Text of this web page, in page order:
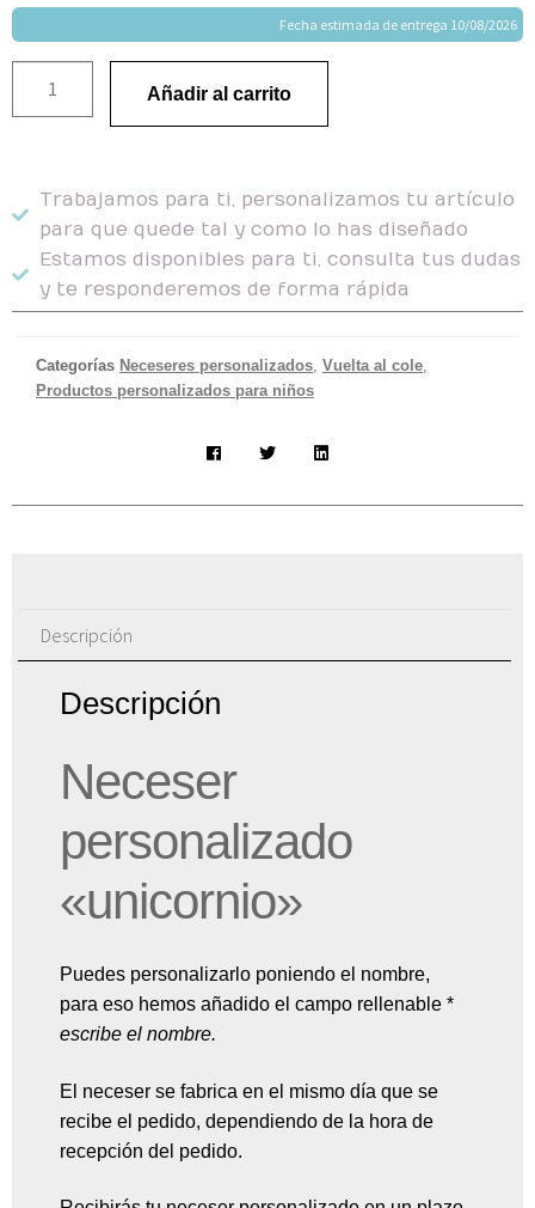
Fecha estimada de entrega 10/08/2026
Añadir al carrito
Trabajamos para ti, personalizamos tu artículo
para que quede tal y como lo has diseñado
Estamos disponibles para ti, consulta tus dudas
y te responderemos de forma rápida
Categorías Neceseres personalizados Vuelta al cole
Productos personalizados para niños
Descripción
Descripción
Neceser
personalizado
«unicornio»
Puedes personalizarlo poniendo el nombre,
para eso hemos añadido el campo rellenable *
escribe el nombre.
El neceser se fabrica en el mismo día que se
recibe el pedido, dependiendo de la hora de
recepción del pedido.